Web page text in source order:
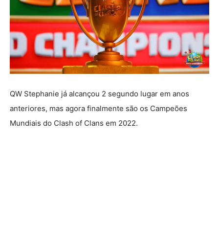
QW Stephanie já alcançou 2 segundo lugar em anos
anteriores, mas agora finalmente são os Campeões
Mundiais do Clash of Clans em 2022.